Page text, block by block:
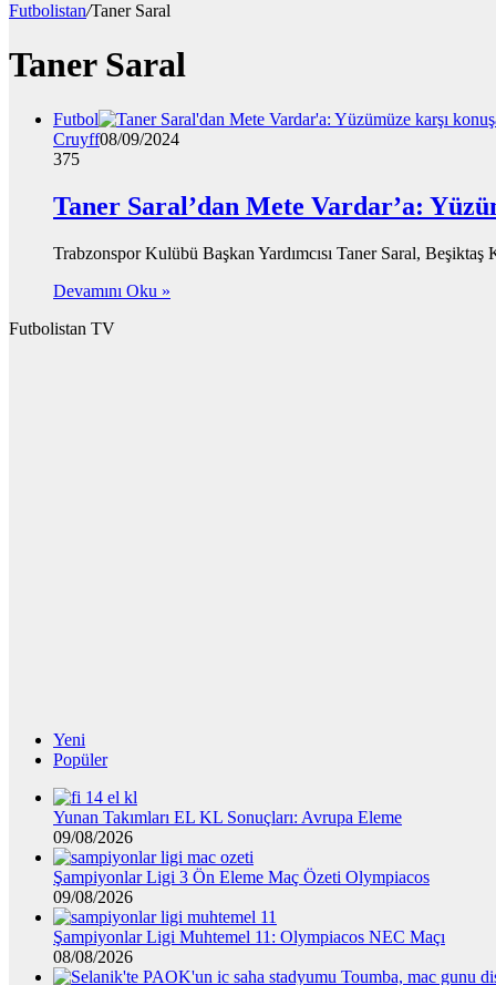
Futbolistan/Taner Saral
Taner Saral
Futbol
Cruyff08/09/2024
375
Taner Saral’dan Mete Vardar’a:
Trabzonspor Kulübü Başkan Yardımcısı Taner Saral,
Devamını Oku »
Futbolistan TV
Yeni
Popüler
Yunan Takımları EL KL Sonuçları: Avrupa Eleme
09/08/2026
Şampiyonlar Ligi 3 Ön Eleme Maç Özeti Olympiacos
09/08/2026
Şampiyonlar Ligi Muhtemel 11: Olympiacos NEC Maçı
08/08/2026